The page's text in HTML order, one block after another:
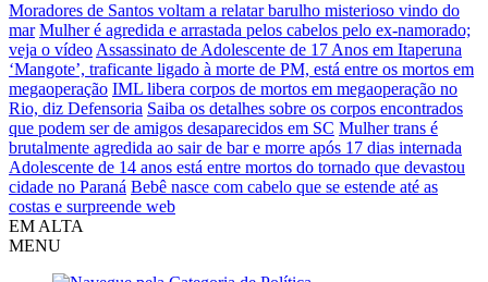
Moradores de Santos voltam a relatar barulho misterioso vindo do
mar Mulher é agredida e arrastada pelos cabelos pelo ex-namorado;
veja o vídeo Assassinato de Adolescente de 17 Anos em Itaperuna
‘Mangote’, traficante ligado à morte de PM, está entre os mortos em
megaoperação IML libera corpos de mortos em megaoperação no
Rio, diz Defensoria Saiba os detalhes sobre os corpos encontrados
que podem ser de amigos desaparecidos em SC Mulher trans é
brutalmente agredida ao sair de bar e morre após 17 dias internada
Adolescente de 14 anos está entre mortos do tornado que devastou
cidade no Paraná Bebê nasce com cabelo que se estende até as
costas e surpreende web
EM ALTA
MENU